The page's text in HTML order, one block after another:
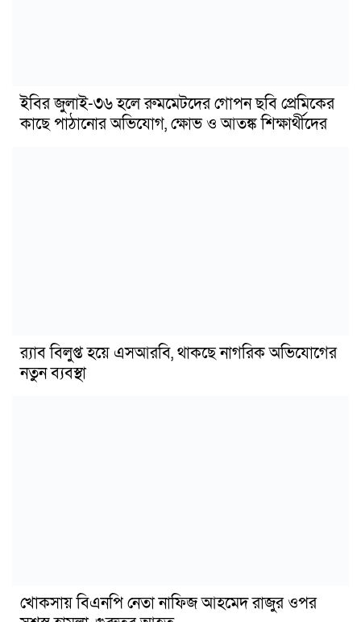
ইবির জুলাই-৩৬ হলে রুমমেটদের গোপন ছবি প্রেমিকের
কাছে পাঠানোর অভিযোগ, ক্ষোভ ও আতঙ্ক শিক্ষার্থীদের
র‍্যাব বিলুপ্ত হয়ে এসআরবি, থাকছে নাগরিক অভিযোগের
নতুন ব্যবস্থা
খোকসায় বিএনপি নেতা নাফিজ আহমেদ রাজুর ওপর